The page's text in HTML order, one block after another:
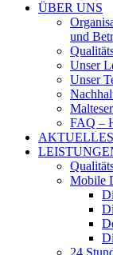
ÜBER UNS
und
Unser
Unser
FAQ –
AKTUELLES
Mobile
24